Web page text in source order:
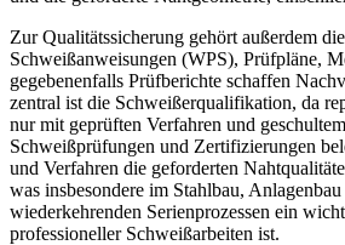
Zur Qualitätssicherung gehört außerdem
Schweißanweisungen (WPS), Prüfpläne,
gegebenenfalls Prüfberichte schaffen
zentral ist die Schweißerqualifikation, da
nur mit geprüften Verfahren und
Schweißprüfungen und Zertifizierungen
und Verfahren die geforderten
was insbesondere im Stahlbau,
wiederkehrenden Serienprozessen ein
professioneller Schweißarbeiten ist.